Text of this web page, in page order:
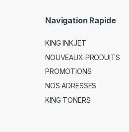
Navigation Rapide
KING INKJET
NOUVEAUX PRODUITS
PROMOTIONS
NOS ADRESSES
KING TONERS